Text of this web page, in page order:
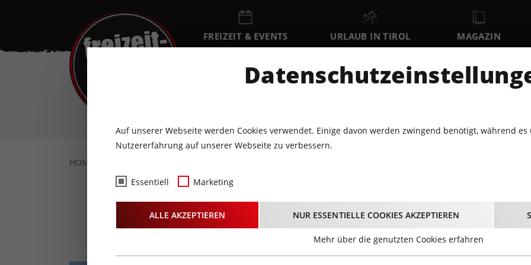
FREIZEIT & EVENTS URLAUB IN TIROL MAGAZIN
EVENTKALENDER
SA SO MO 11
HOME
St. Anton SKI OPEN
01.12.2023 - Beginn 17:00 Uhr
Auf unserer Webseite werden Cookies verwendet. Einige davon werden zwingend benötigt, während
Nutzererfahrung auf unserer Webseite zu verbessern.
Essentiell Marketing
ALLE AKZEPTIEREN NUR ESSENTIELLE COOKIES AKZEPTIEREN
Mehr über die genutzten Cookies erfahren